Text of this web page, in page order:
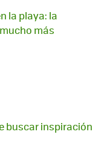
la playa: la
más
buscar inspiración